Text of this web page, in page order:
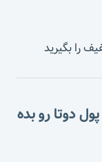
را بگیرید
دوتا رو بده